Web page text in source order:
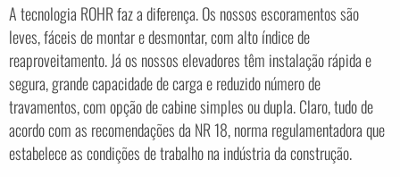
A tecnologia ROHR faz a diferença. Os nossos escoramentos são
leves, fáceis de montar e desmontar, com alto índice de
reaproveitamento. Já os nossos elevadores têm instalação rápida e
segura, grande capacidade de carga e reduzido número de
travamentos, com opção de cabine simples ou dupla. Claro, tudo de
acordo com as recomendações da NR 18, norma regulamentadora que
estabelece as condições de trabalho na indústria da construção.